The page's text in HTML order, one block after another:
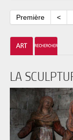
Première <
LA